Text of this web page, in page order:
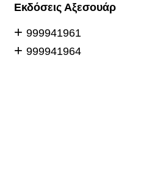
Εκδόσεις Αξεσουάρ
999941961
999941964